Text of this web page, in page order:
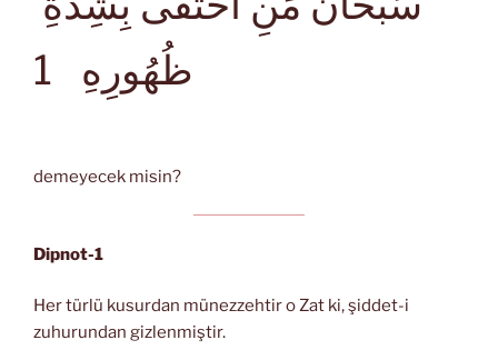
ظُهُورِهِ
demeyecek misin?
Dipnot-1
Her türlü kusurdan münezzehtir o Zat ki, şiddet-i
zuhurundan gizlenmiştir.